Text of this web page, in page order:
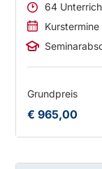
64
Kurstermine
Grundpreis
€ 965,00